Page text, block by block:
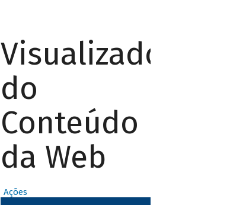
Visualizador
do
Conteúdo
da Web
Ações